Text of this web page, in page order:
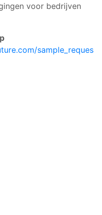
voor bedrijven
sample_reques